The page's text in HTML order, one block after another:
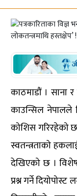
काठमाडौं । साना
काउन्सिल नेपालले
कोशिस गरिरहेको
स्वतन्त्रताको
देखिएको छ ।
प्रश्न गर्ने